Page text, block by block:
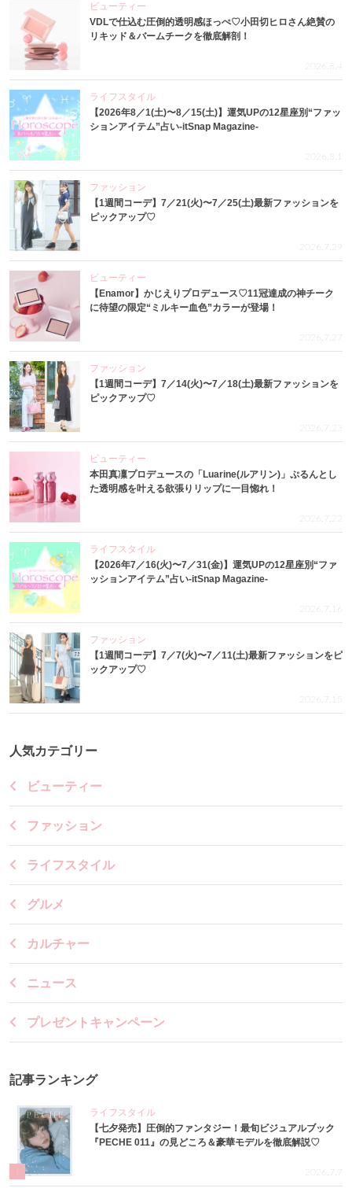
ビューティー
VDLで仕込む圧倒的透明感ほっぺ♡小田切ヒロさん絶賛の
リキッド＆バームチークを徹底解剖！
2026.8.4
ライフスタイル
【2026年8／1(土)〜8／15(土)】運気UPの12星座別“ファッ
ションアイテム”占い-itSnap Magazine-
2026.8.1
ファッション
【1週間コーデ】7／21(火)〜7／25(土)最新ファッションを
ピックアップ♡
2026.7.29
ビューティー
【Enamor】かじえりプロデュース♡11冠達成の神チーク
に待望の限定“ミルキー血色”カラーが登場！
2026.7.27
ファッション
【1週間コーデ】7／14(火)〜7／18(土)最新ファッションを
ピックアップ♡
2026.7.23
ビューティー
本田真凜プロデュースの「Luarine(ルアリン)」ぷるんとし
た透明感を叶える欲張りリップに一目惚れ！
2026.7.22
ライフスタイル
【2026年7／16(火)〜7／31(金)】運気UPの12星座別“ファ
ッションアイテム”占い-itSnap Magazine-
2026.7.16
ファッション
【1週間コーデ】7／7(火)〜7／11(土)最新ファッションをピ
ックアップ♡
2026.7.15
人気カテゴリー
ビューティー
ファッション
ライフスタイル
グルメ
カルチャー
ニュース
プレゼントキャンペーン
記事ランキング
ライフスタイル
【七夕発売】圧倒的ファンタジー！最旬ビジュアルブック
『PECHE 011』の見どころ＆豪華モデルを徹底解説♡
2026.7.7